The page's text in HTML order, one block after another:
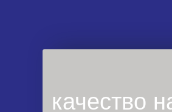
качество